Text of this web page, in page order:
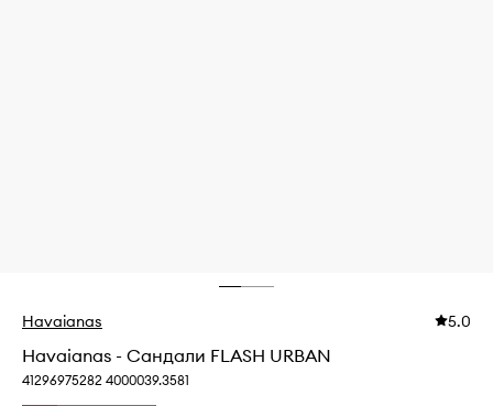
Havaianas 5.0
Havaianas - Сандали FLASH URBAN
41296975282 4000039.3581